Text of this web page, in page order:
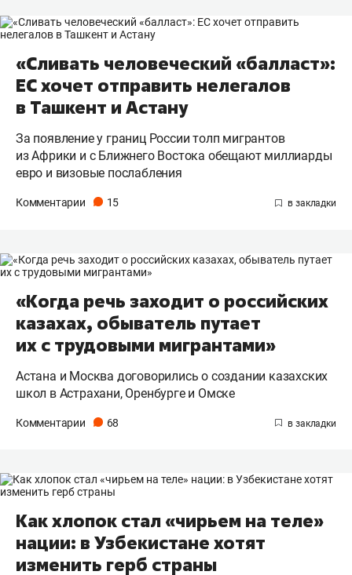
«Сливать человеческий «балласт»:
ЕС хочет отправить нелегалов
в Ташкент и Астану
За появление у границ России толп мигрантов
из Африки и с Ближнего Востока обещают миллиарды
евро и визовые послабления
Комментарии 15
«Когда речь заходит о российских
казахах, обыватель путает
их с трудовыми мигрантами»
Астана и Москва договорились о создании казахских
школ в Астрахани, Оренбурге и Омске
Комментарии 68
Как хлопок стал «чирьем на теле»
нации: в Узбекистане хотят
изменить герб страны